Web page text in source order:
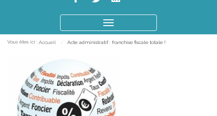
le
Vous êtes ici : Accueil Acte administratif : franchise fiscale totale !